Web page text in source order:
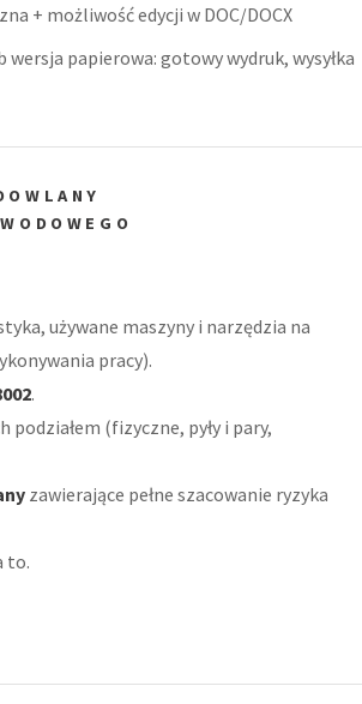
+ możliwość edycji w DOC/DOCX
papierowa: gotowy wydruk, wysyłka
używane maszyny i narzędzia na
pracy).
.
(fizyczne, pyły i pary,
zawierające pełne szacowanie ryzyka
to.